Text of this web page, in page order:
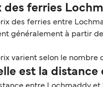
des ferries
des ferries entre
généralement à partir de
varient selon le nombre
est la